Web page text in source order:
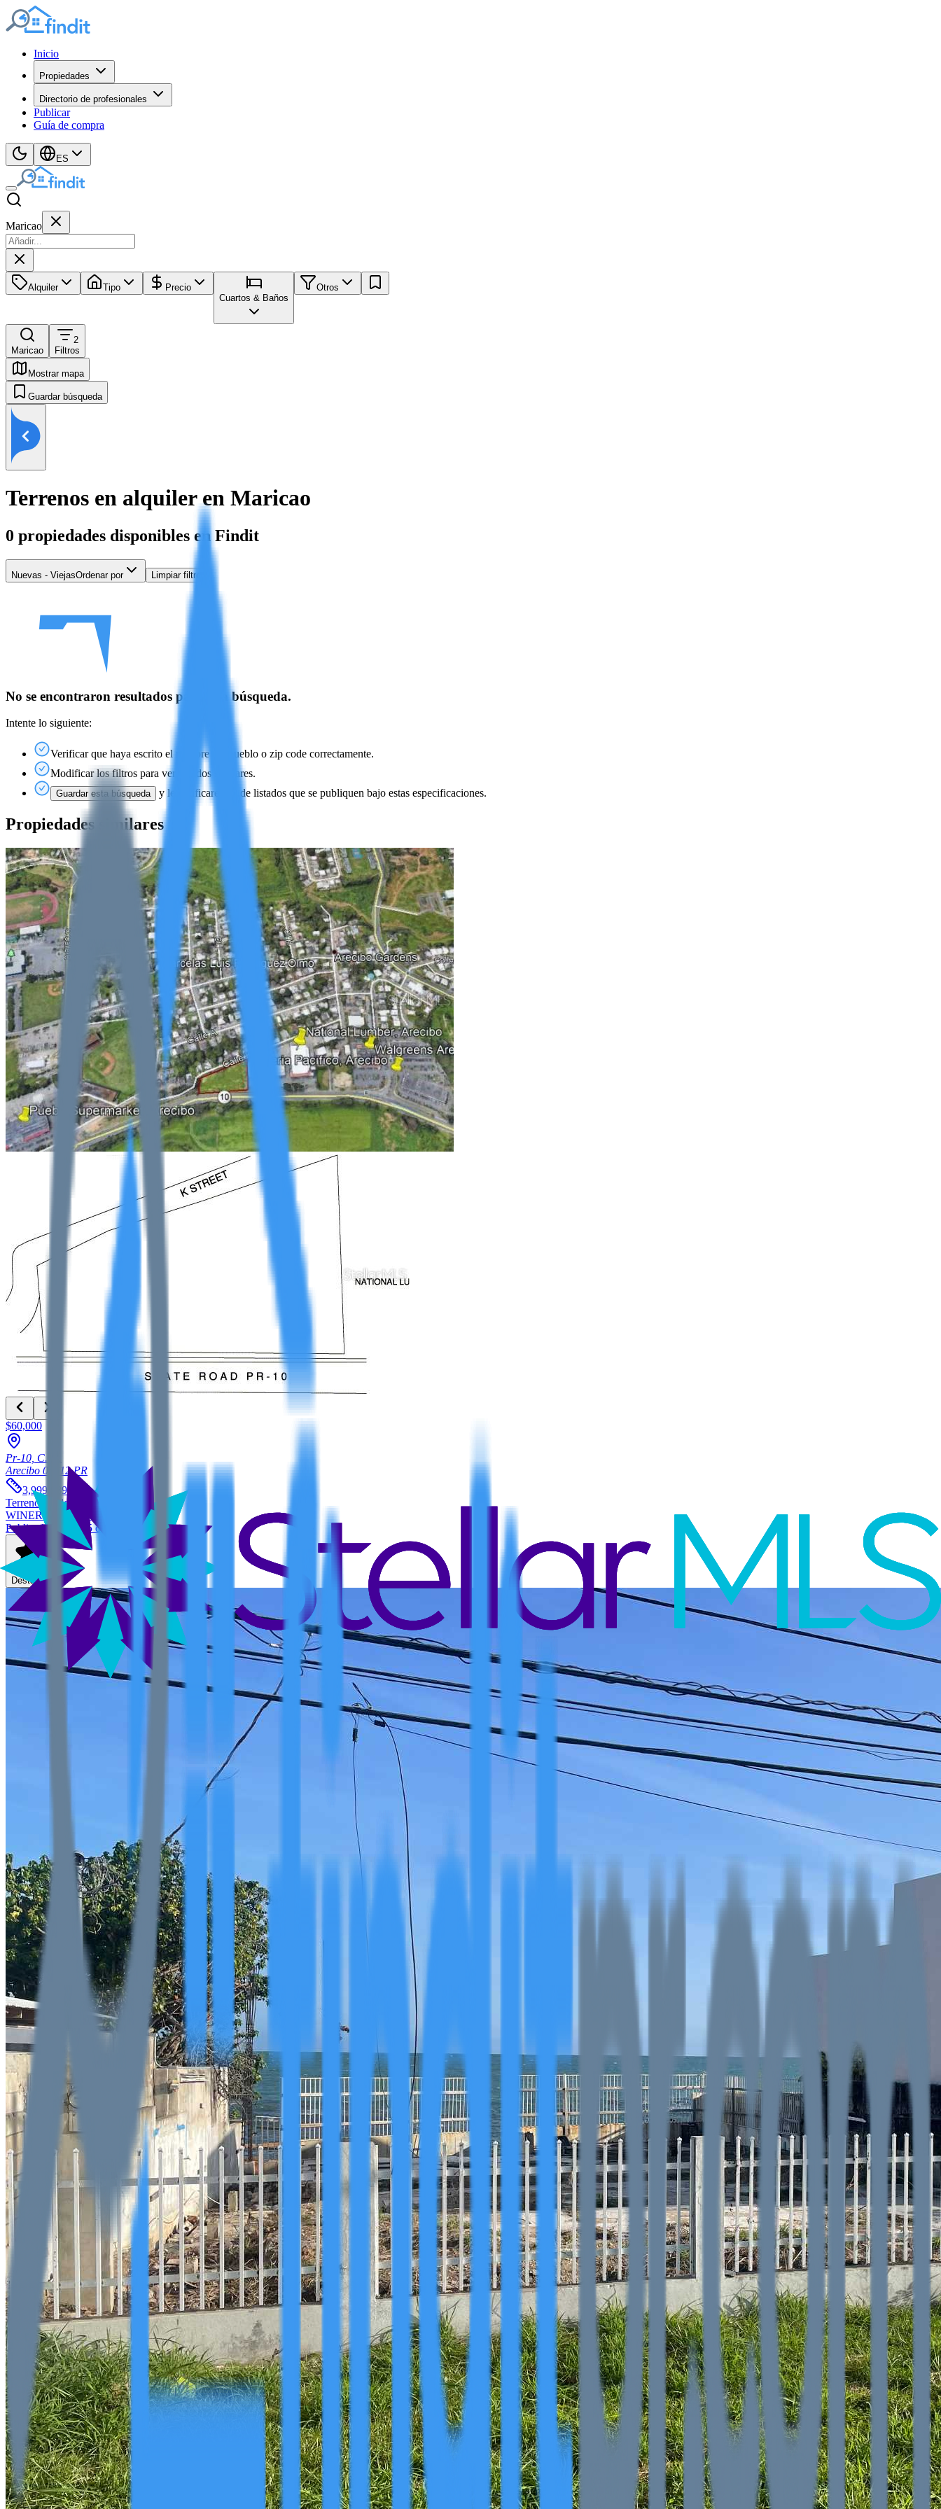
Inicio
Propiedades
Directorio de profesionales
Publicar
Guía de compra
ES
Maricao
Alquiler Tipo
Precio
Cuartos & Baños
Otros
Maricao
2
Filtros
Mostrar mapa
Guardar búsqueda
Terrenos en alquiler en Maricao
0 propiedades disponibles en Findit
Nuevas - ViejasOrdenar por Limpiar filtros
No se encontraron resultados para esta búsqueda.
Intente lo siguiente:
Verificar que haya escrito el nombre del pueblo o zip code correctamente.
Modificar los filtros para ver listados similares.
Guardar esta búsqueda y le notificaremos de listados que se publiquen bajo estas especificaciones.
Propiedades similares
$60,000
Pr-10, C. St.
Arecibo 00612PR
3,999.939
Terreno
en alquiler
WINER PROPERTY GROUP
Publicado hace 645 días
Destacar